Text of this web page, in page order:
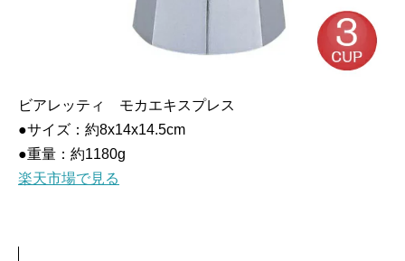
ビアレッティ モカエキスプレス
●サイズ：約8x14x14.5cm
●重量：約1180g
楽天市場で見る